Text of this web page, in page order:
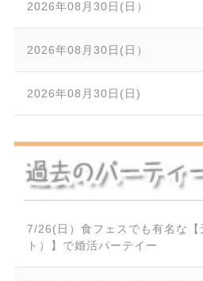
2026年08月30日(日）
2026年08月30日(日）
2026年08月30日(日)
7/26(日）食フェスでも有名な
ト）】で婚活パーテイー